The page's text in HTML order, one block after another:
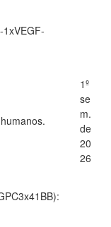
1º
se
m.
de
20
26